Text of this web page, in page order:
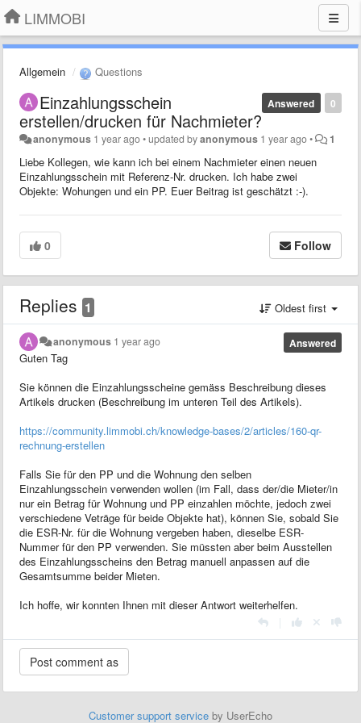
LIMMOBI
Allgemein Questions
0
Answered
Einzahlungsschein
erstellen/drucken für Nachmieter?
anonymous 1 year ago•updated byanonymous 1 year ago• 1
Liebe Kollegen, wie kann ich bei einem Nachmieter einen neuen
Einzahlungsschein mit Referenz-Nr. drucken. Ich habe zwei
Objekte: Wohungen und ein PP. Euer Beitrag ist geschätzt :-).
0 Follow
Replies 1 Oldest first
Answered
anonymous 1 year ago
Guten Tag
Sie können die Einzahlungsscheine gemäss Beschreibung dieses
Artikels drucken (Beschreibung im unteren Teil des Artikels).
https://community.limmobi.ch/knowledge-bases/2/articles/160-qr-
rechnung-erstellen
Falls Sie für den PP und die Wohnung den selben
Einzahlungsschein verwenden wollen (im Fall, dass der/die Mieter/in
nur ein Betrag für Wohnung und PP einzahlen möchte, jedoch zwei
verschiedene Veträge für beide Objekte hat), können Sie, sobald Sie
die ESR-Nr. für die Wohnung vergeben haben, dieselbe ESR-
Nummer für den PP verwenden. Sie müssten aber beim Ausstellen
des Einzahlungsscheins den Betrag manuell anpassen auf die
Gesamtsumme beider Mieten.
Ich hoffe, wir konnten Ihnen mit dieser Antwort weiterhelfen.
Customer support service by UserEcho